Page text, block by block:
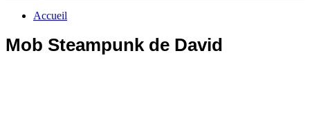
Accueil
Mob Steampunk de David